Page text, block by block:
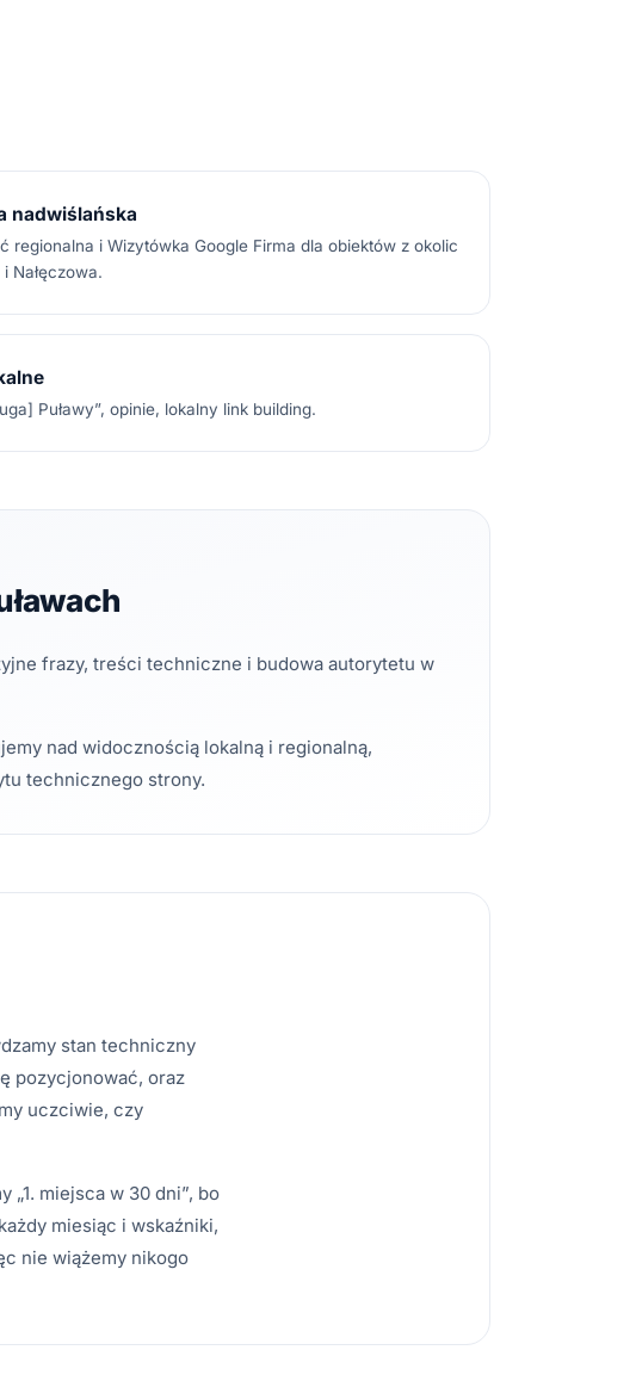
nadwiślańska
regionalna i Wizytówka Google Firma dla obiektów z okolic
Nałęczowa.
Puławy”, opinie, lokalny link building.
frazy, treści techniczne i budowa autorytetu w
nad widocznością lokalną i regionalną,
technicznego strony.
stan techniczny
pozycjonować, oraz
uczciwie, czy
„1. miejsca w 30 dni”, bo
miesiąc i wskaźniki,
nie wiążemy nikogo